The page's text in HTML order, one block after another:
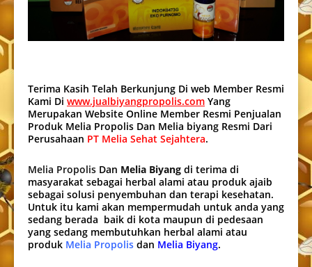
Terima Kasih Telah Berkunjung Di web Member Resmi
Kami Di www.jualbiyangpropolis.com Yang
Merupakan Website Online Member Resmi Penjualan
Produk Melia Propolis Dan Melia biyang Resmi Dari
Perusahaan PT Melia Sehat Sejahtera.
Melia Propolis Dan Melia Biyang di terima di
masyarakat sebagai herbal alami atau produk ajaib
sebagai solusi penyembuhan dan terapi kesehatan.
Untuk itu kami akan mempermudah untuk anda yang
sedang berada baik di kota maupun di pedesaan
yang sedang membutuhkan herbal alami atau
produk Melia Propolis dan Melia Biyang.